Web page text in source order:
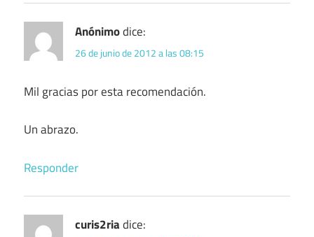
Anónimodice:
26 de junio de 2012 a las 08:15
Mil gracias por esta recomendación.
Un abrazo.
Responder
curis2riadice: